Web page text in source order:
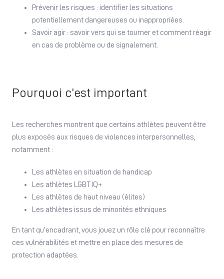
Prévenir les risques : identifier les situations
potentiellement dangereuses ou inappropriées.
Savoir agir : savoir vers qui se tourner et comment réagir
en cas de problème ou de signalement.
Pourquoi c’est important
Les recherches montrent que certains athlètes peuvent être
plus exposés aux risques de violences interpersonnelles,
notamment :
Les athlètes en situation de handicap
Les athlètes LGBTIQ+
Les athlètes de haut niveau (élites)
Les athlètes issus de minorités ethniques
En tant qu’encadrant, vous jouez un rôle clé pour reconnaître
ces vulnérabilités et mettre en place des mesures de
protection adaptées.